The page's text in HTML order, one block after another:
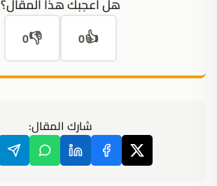
هل أعجبك هذا المقال؟
👍
0
👎
0
شارك المقال: